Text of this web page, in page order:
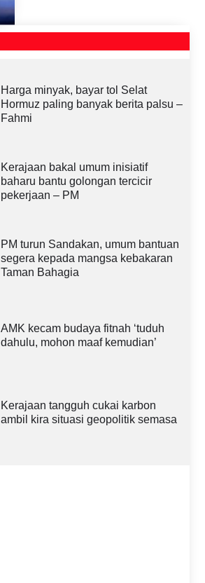
Harga minyak, bayar tol Selat
Hormuz paling banyak berita palsu –
Fahmi
Kerajaan bakal umum inisiatif
baharu bantu golongan tercicir
pekerjaan – PM
PM turun Sandakan, umum bantuan
segera kepada mangsa kebakaran
Taman Bahagia
AMK kecam budaya fitnah ‘tuduh
dahulu, mohon maaf kemudian’
Kerajaan tangguh cukai karbon
ambil kira situasi geopolitik semasa